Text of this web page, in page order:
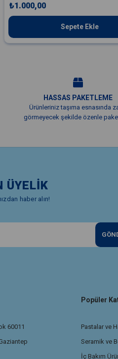
₺1.000,00
Sepete Ekle
HASSAS PAKETLEME
Ürünleriniz taşıma esnasında
görmeyecek şekilde özenle
ÜYELİK
haber alın!
60011
Popüler
Pastalar ve
Seramik ve
İç Bakım